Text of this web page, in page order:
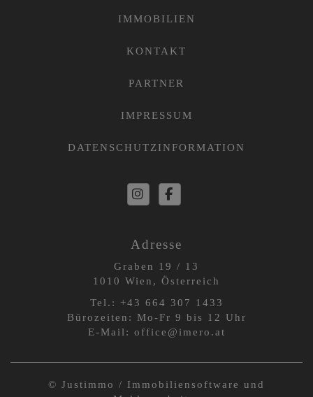
IMMOBILIEN
KONTAKT
PARTNER
IMPRESSUM
DATENSCHUTZINFORMATION
Adresse
Graben 19 / 13
1010 Wien, Österreich
Tel.: +43 664 307 1433
Bürozeiten: Mo-Fr 9 bis 12 Uhr
E-Mail: office@imero.at
© Justimmo / Immobiliensoftware und